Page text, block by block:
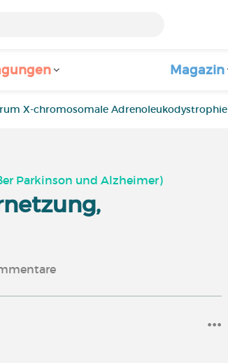
Magazin
X-chromosomale Adrenoleukodystrophie
Parkinson und Alzheimer)